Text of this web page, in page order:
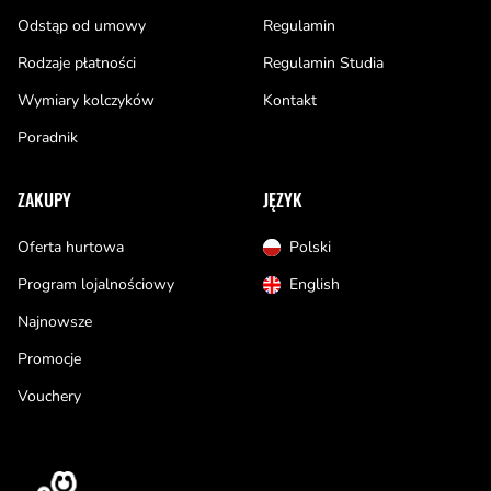
Odstąp od umowy
Rodzaje płatności
Wymiary kolczyków
Poradnik
Regulamin
Regulamin Studia
Kontakt
ZAKUPY
Oferta hurtowa
Program lojalnościowy
Najnowsze
Promocje
Vouchery
JĘZYK
Polski
English